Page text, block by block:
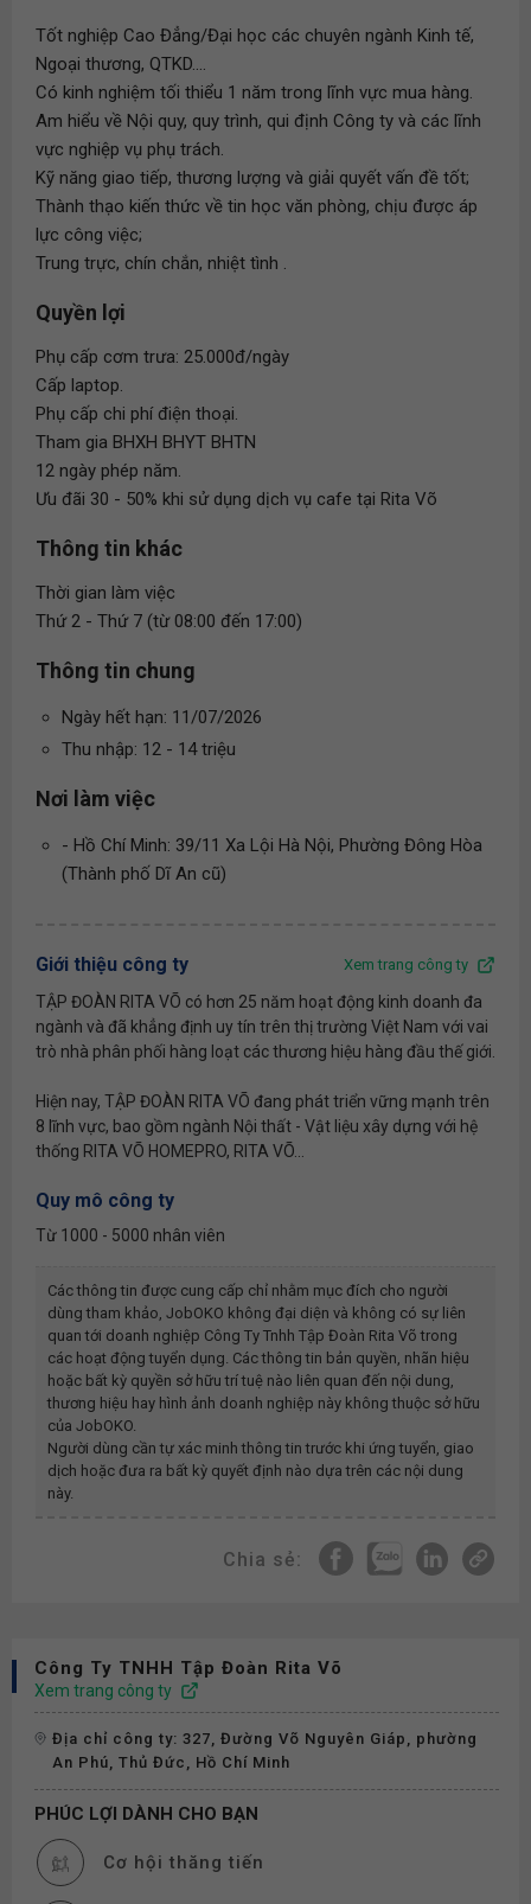
Tốt nghiệp Cao Đẳng/Đại học các chuyên ngành Kinh tế,
Ngoại thương, QTKD....
Có kinh nghiệm tối thiểu 1 năm trong lĩnh vực mua hàng.
Am hiểu về Nội quy, quy trình, qui định Công ty và các lĩnh
vực nghiệp vụ phụ trách.
Kỹ năng giao tiếp, thương lượng và giải quyết vấn đề tốt;
Thành thạo kiến thức về tin học văn phòng, chịu được áp
lực công việc;
Trung trực, chín chắn, nhiệt tình .
Quyền lợi
Phụ cấp cơm trưa: 25.000đ/ngày
Cấp laptop.
Phụ cấp chi phí điện thoại.
Tham gia BHXH BHYT BHTN
12 ngày phép năm.
Ưu đãi 30 - 50% khi sử dụng dịch vụ cafe tại Rita Võ
Thông tin khác
Thời gian làm việc
Thứ 2 - Thứ 7 (từ 08:00 đến 17:00)
Thông tin chung
Ngày hết hạn: 11/07/2026
Thu nhập: 12 - 14 triệu
Nơi làm việc
- Hồ Chí Minh: 39/11 Xa Lội Hà Nội, Phường Đông Hòa
(Thành phố Dĩ An cũ)
Giới thiệu công ty Xem trang công ty
TẬP ĐOÀN RITA VÕ có hơn 25 năm hoạt động kinh doanh đa
ngành và đã khẳng định uy tín trên thị trường Việt Nam với vai
trò nhà phân phối hàng loạt các thương hiệu hàng đầu thế giới.
Hiện nay, TẬP ĐOÀN RITA VÕ đang phát triển vững mạnh trên
8 lĩnh vực, bao gồm ngành Nội thất - Vật liệu xây dựng với hệ
thống RITA VÕ HOMEPRO, RITA VÕ...
Quy mô công ty
Từ 1000 - 5000 nhân viên
Các thông tin được cung cấp chỉ nhằm mục đích cho người
dùng tham khảo, JobOKO không đại diện và không có sự liên
quan tới doanh nghiệp Công Ty Tnhh Tập Đoàn Rita Võ trong
các hoạt động tuyển dụng. Các thông tin bản quyền, nhãn hiệu
hoặc bất kỳ quyền sở hữu trí tuệ nào liên quan đến nội dung,
thương hiệu hay hình ảnh doanh nghiệp này không thuộc sở hữu
của JobOKO.
Người dùng cần tự xác minh thông tin trước khi ứng tuyển, giao
dịch hoặc đưa ra bất kỳ quyết định nào dựa trên các nội dung
này.
Chia sẻ:
Công Ty TNHH Tập Đoàn Rita Võ
Xem trang công ty
Địa chỉ công ty: 327, Đường Võ Nguyên Giáp, phường
An Phú, Thủ Đức, Hồ Chí Minh
PHÚC LỢI DÀNH CHO BẠN
Cơ hội thăng tiến